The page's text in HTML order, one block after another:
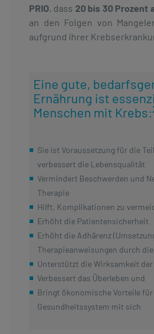
PRIO, dass 20 bis 30 Prozent
an den Folgen von
aufgrund ihrer
Eine gute,
Ernährung ist
Menschen mit Krebs:
Sie ist Voraussetzung für die
verbessert die Lebensqualität
Vermindert Beschwerden und
Therapie
Hilft, Komplikationen zu
Erhöht die Patientensicherheit
Erhöht die Adhärenz
Therapieanweisungen durch
Unterstützt die Wirksamkeit
Verbessert das Überleben und
Bringt ökonomische Vorteile für
Gesundheitssystem mit sich